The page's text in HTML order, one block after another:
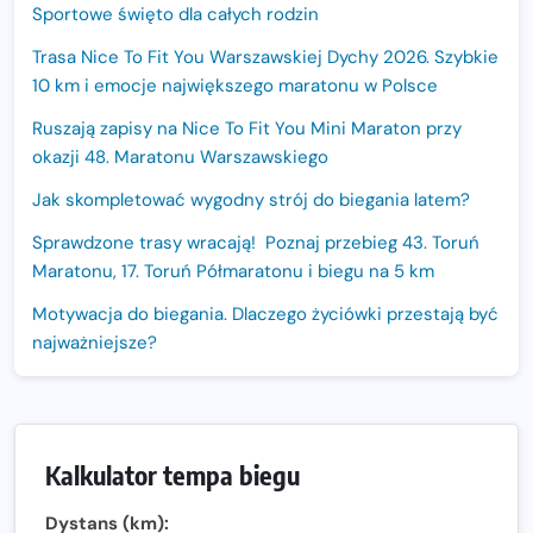
Sportowe święto dla całych rodzin
Trasa Nice To Fit You Warszawskiej Dychy 2026. Szybkie
10 km i emocje największego maratonu w Polsce
Ruszają zapisy na Nice To Fit You Mini Maraton przy
okazji 48. Maratonu Warszawskiego
Jak skompletować wygodny strój do biegania latem?
Sprawdzone trasy wracają! Poznaj przebieg 43. Toruń
Maratonu, 17. Toruń Półmaratonu i biegu na 5 km
Motywacja do biegania. Dlaczego życiówki przestają być
najważniejsze?
Sprawdzony przebieg i profil stworzony do szybkiego
biegania
Kalkulator tempa biegu
Dystans (km):